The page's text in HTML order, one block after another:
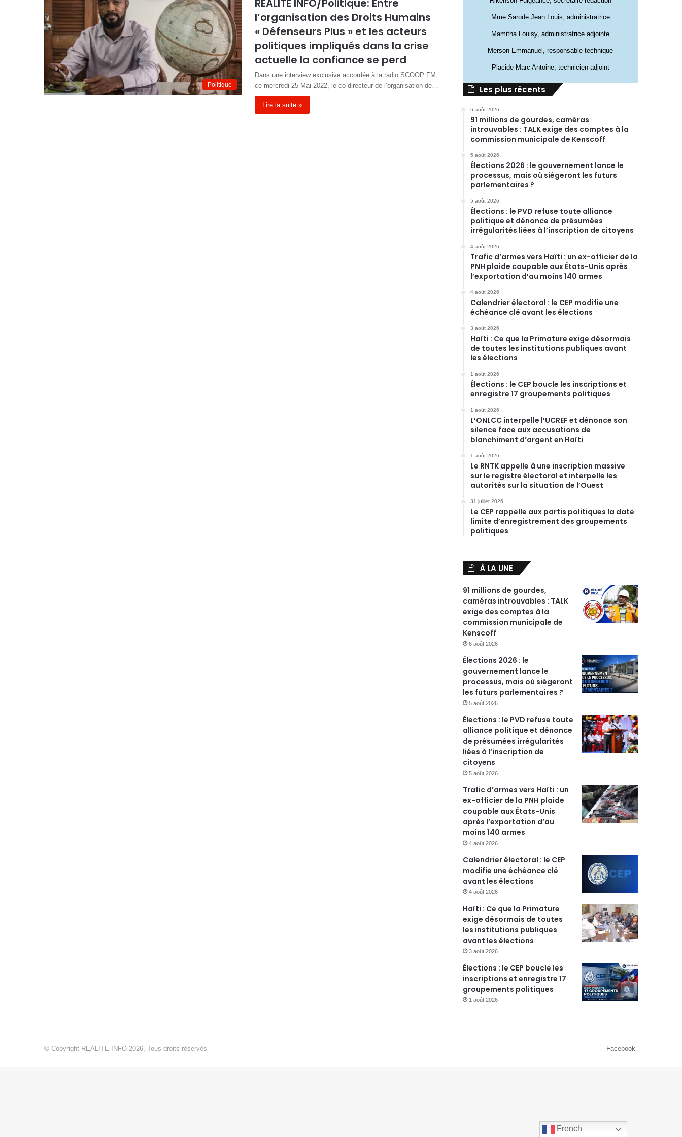
Politique
RÉALITÉ INFO/Politique: Entre
l’organisation des Droits Humains
« Défenseurs Plus » et les acteurs
politiques impliqués dans la crise
actuelle la confiance se perd
Dans une interview exclusive accordée à la radio SCOOP FM,
ce mercredi 25 Mai 2022, le co-directeur de l’organisation de…
Lire la suite »
Mme Sarode Jean Louis, administratrice
Mamitha Louisy, administratrice adjointe
Merson Emmanuel, responsable technique
Placide Marc Antoine, technicien adjoint
Les plus récents
6 août 2026
91 millions de gourdes, caméras
introuvables : TALK exige des comptes à la
commission municipale de Kenscoff
5 août 2026
Élections 2026 : le gouvernement lance le
processus, mais où siégeront les futurs
parlementaires ?
5 août 2026
Élections : le PVD refuse toute alliance
politique et dénonce de présumées
irrégularités liées à l’inscription de citoyens
4 août 2026
Trafic d’armes vers Haïti : un ex-officier de la
PNH plaide coupable aux États-Unis après
l’exportation d’au moins 140 armes
4 août 2026
Calendrier électoral : le CEP modifie une
échéance clé avant les élections
3 août 2026
Haïti : Ce que la Primature exige désormais
de toutes les institutions publiques avant
les élections
1 août 2026
Élections : le CEP boucle les inscriptions et
enregistre 17 groupements politiques
1 août 2026
L’ONLCC interpelle l’UCREF et dénonce son
silence face aux accusations de
blanchiment d’argent en Haïti
1 août 2026
Le RNTK appelle à une inscription massive
sur le registre électoral et interpelle les
autorités sur la situation de l’Ouest
31 juillet 2026
Le CEP rappelle aux partis politiques la date
limite d’enregistrement des groupements
politiques
À LA UNE
91 millions de gourdes,
caméras introuvables : TALK
exige des comptes à la
commission municipale de
Kenscoff
6 août 2026
Élections 2026 : le
gouvernement lance le
processus, mais où siégeront
les futurs parlementaires ?
5 août 2026
Élections : le PVD refuse toute
alliance politique et dénonce
de présumées irrégularités
liées à l’inscription de
citoyens
5 août 2026
Trafic d’armes vers Haïti : un
ex-officier de la PNH plaide
coupable aux États-Unis
après l’exportation d’au
moins 140 armes
4 août 2026
Calendrier électoral : le CEP
modifie une échéance clé
avant les élections
4 août 2026
Haïti : Ce que la Primature
exige désormais de toutes
les institutions publiques
avant les élections
3 août 2026
Élections : le CEP boucle les
inscriptions et enregistre 17
groupements politiques
1 août 2026
© Copyright REALITE INFO 2026, Tous droits réservés Facebook
French
French